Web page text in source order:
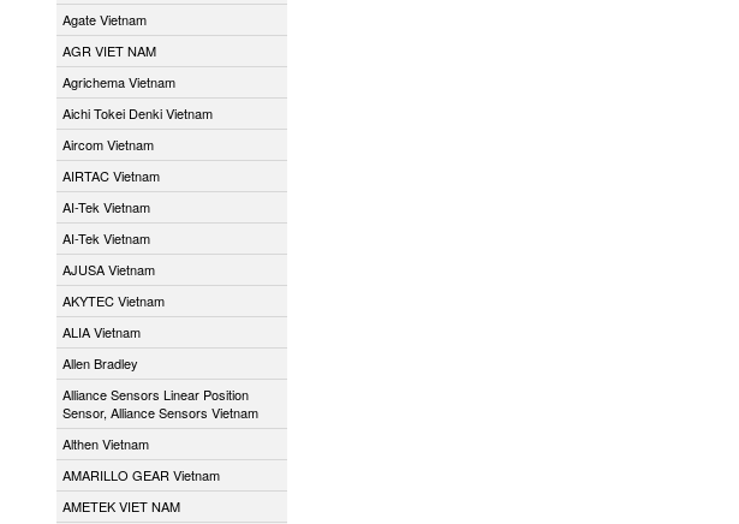
Agate Vietnam
AGR VIET NAM
Agrichema Vietnam
Aichi Tokei Denki Vietnam
Aircom Vietnam
AIRTAC Vietnam
AI-Tek Vietnam
AI-Tek Vietnam
AJUSA Vietnam
AKYTEC Vietnam
ALIA Vietnam
Allen Bradley
Alliance Sensors Linear Position
Sensor, Alliance Sensors Vietnam
Althen Vietnam
AMARILLO GEAR Vietnam
AMETEK VIET NAM